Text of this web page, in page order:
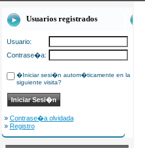
Usuarios registrados
Usuario:
Contrase�a:
�Iniciar sesi�n autom�ticamente en la
siguiente visita?
» Contrase�a olvidada
» Registro